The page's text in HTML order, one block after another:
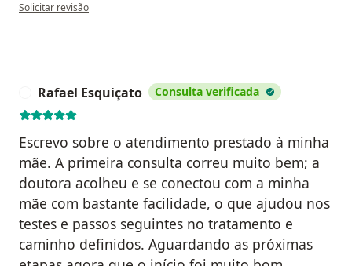
na opinião do utilizador Samuel Francisco Moura
Solicitar revisão
Rafael Esquiçato Consulta verificada
Escrevo sobre o atendimento prestado à minha
mãe. A primeira consulta correu muito bem; a
doutora acolheu e se conectou com a minha
mãe com bastante facilidade, o que ajudou nos
testes e passos seguintes no tratamento e
caminho definidos. Aguardando as próximas